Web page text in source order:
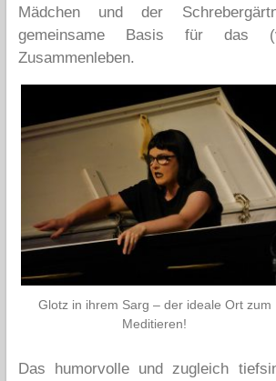
Mädchen und der
gemeinsame Basis für das
Zusammenleben.
Glotz in ihrem Sarg – der ideale Ort zum
Meditieren!
Das humorvolle und zugleich